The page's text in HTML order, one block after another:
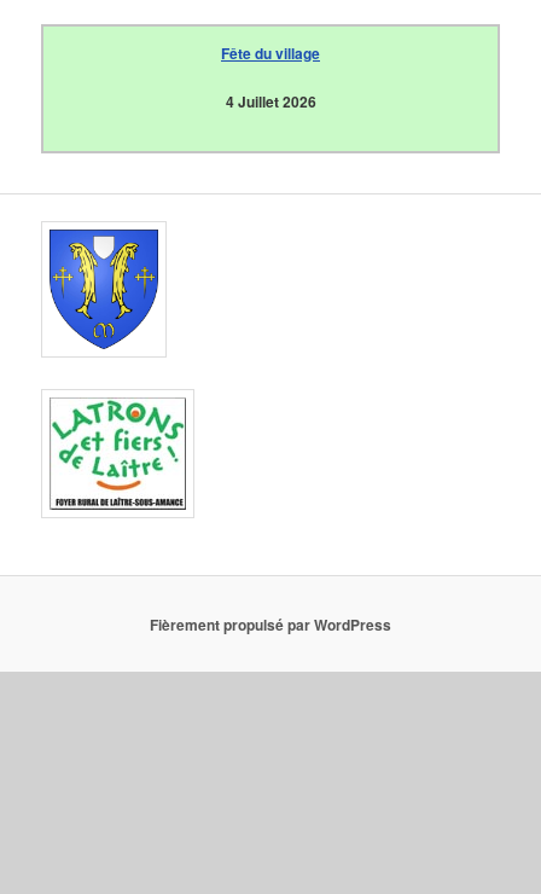
Fête du village
4 Juillet 2026
Fièrement propulsé par WordPress